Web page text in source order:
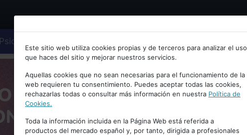
Bienvenid@ a psiquiatria.com
Escribe tu Email
Accede o regístrate con tu email.
Psiquiatría
Este sitio web utiliza cookies propias y de terceros para analizar el uso
que haces del sitio y mejorar nuestros servicios.
Aquellas cookies que no sean necesarias para el funcionamiento de la
web requieren tu consentimiento. Puedes aceptar todas las cookies,
rechazarlas todas o consultar más información en nuestra Política de
Cookies.
Toda la información incluida en la Página Web está referida a
productos del mercado español y, por tanto, dirigida a profesionales